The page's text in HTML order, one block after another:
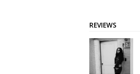
REVIEWS